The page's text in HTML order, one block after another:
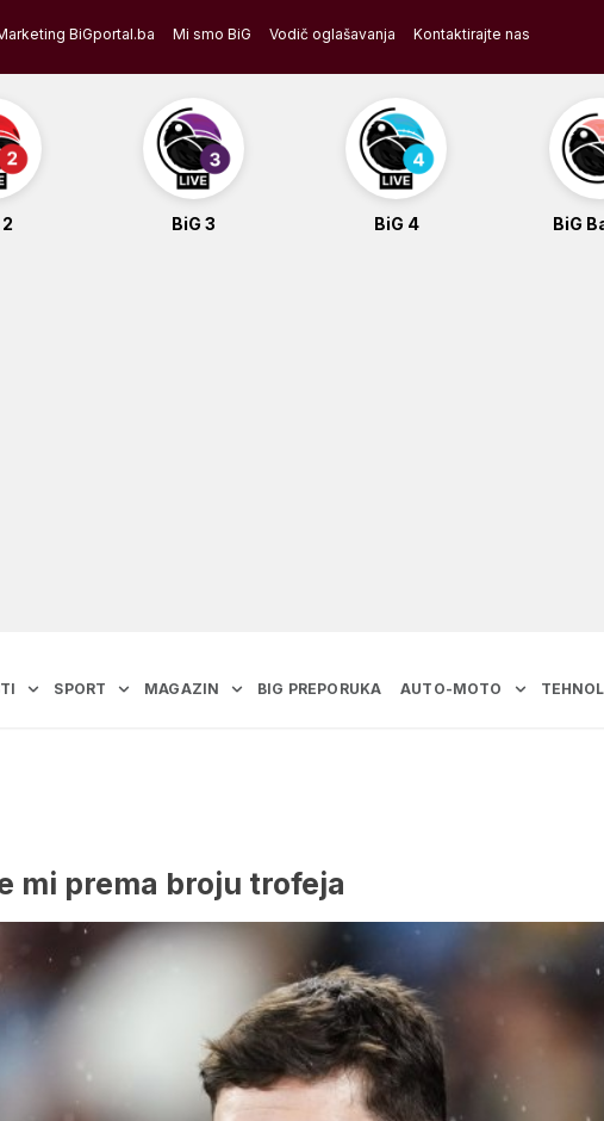
BiGportal.ba Mi smo BiG Vodič oglašavanja Kontaktirajte nas
BiG 3 BiG 4 BiG
SPORT MAGAZIN BIG PREPORUKA AUTO-MOTO
mi prema broju trofeja